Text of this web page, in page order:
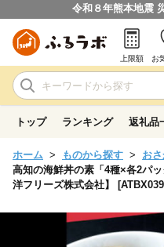
令和８年熊本地震
上限額 お
トップ ランキング 返礼品
ホーム ものから探す お
高知の海鮮丼の素「4種×各2パ
洋フリーズ株式会社】